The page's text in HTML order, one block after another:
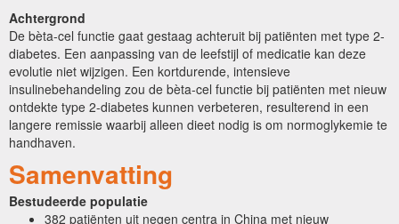
Achtergrond
De bèta-cel functie gaat gestaag achteruit bij patiënten met type 2-
diabetes. Een aanpassing van de leefstijl of medicatie kan deze
evolutie niet wijzigen. Een kortdurende, intensieve
insulinebehandeling zou de bèta-cel functie bij patiënten met nieuw
ontdekte type 2-diabetes kunnen verbeteren, resulterend in een
langere remissie waarbij alleen dieet nodig is om normoglykemie te
handhaven.
Samenvatting
Bestudeerde populatie
382 patiënten uit negen centra in China met nieuw